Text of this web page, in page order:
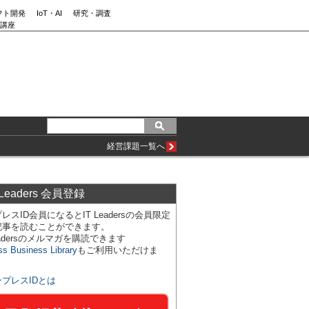
ト開発 IoT・AI
研究・調査
座
経営課題一覧へ
会員登録
スID会員になるとIT Leadersの会員限定
を読むことができます。
のメルマガを購読できます
Business Libraryもご利用いただけま
プレスIDとは